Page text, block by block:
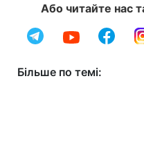
Або читайте нас
Більше по темі: